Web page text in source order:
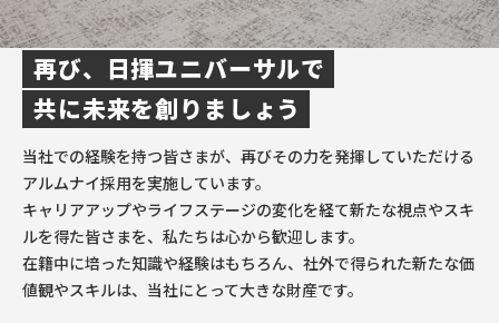
再び、日揮ユニバーサルで
共に未来を創りましょう
当社での経験を持つ皆さまが、再びその力を発揮していただける
アルムナイ採用を実施しています。
キャリアアップやライフステージの変化を経て新たな視点やスキ
ルを得た皆さまを、私たちは心から歓迎します。
在籍中に培った知識や経験はもちろん、社外で得られた新たな価
値観やスキルは、当社にとって大きな財産です。